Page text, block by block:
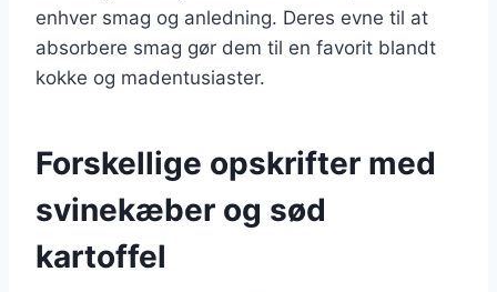
enhver smag og anledning. Deres evne til at
absorbere smag gør dem til en favorit blandt
kokke og madentusiaster.
Forskellige opskrifter med
svinekæber og sød
kartoffel